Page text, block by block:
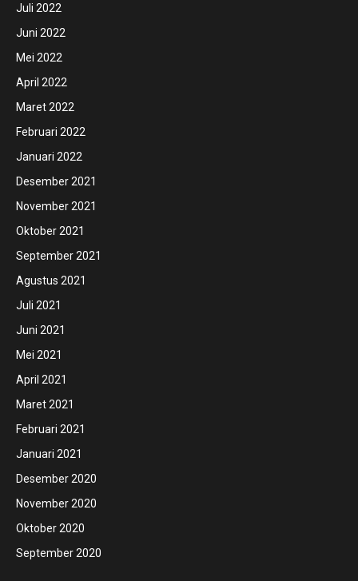
Juli 2022
Juni 2022
Mei 2022
April 2022
Maret 2022
Februari 2022
Januari 2022
Desember 2021
November 2021
Oktober 2021
September 2021
Agustus 2021
Juli 2021
Juni 2021
Mei 2021
April 2021
Maret 2021
Februari 2021
Januari 2021
Desember 2020
November 2020
Oktober 2020
September 2020